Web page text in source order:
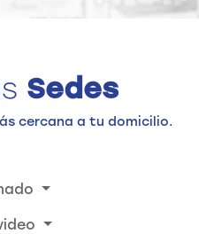
Sedes
cercana a tu domicilio.